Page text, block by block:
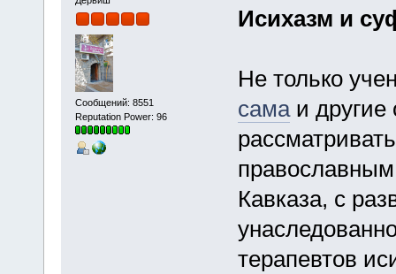
Сообщений: 8551
Reputation Power: 96
Исихазм и
Не только
самаи
Кавказа, с
терапевтов